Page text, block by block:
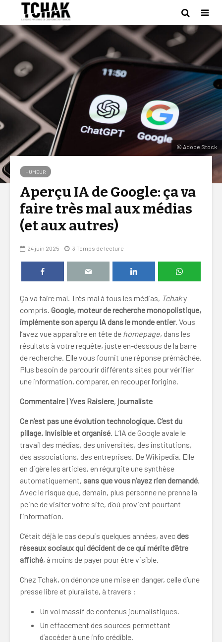
© Adobe Stock
HUMEUR
Aperçu IA de Google: ça va
faire très mal aux médias
(et aux autres)
24 juin 2025 3 Temps de lecture
Ça va faire mal. Très mal à tous les médias, Tchaky
compris. Google, moteur de recherche monopolistique,
implémente son aperçu IA dans le monde entier. Vous
l’avez vue apparaître en tête de homepage, dans les
résultats à votre requête, juste en-dessous de la barre
de recherche. Elle vous fournit une réponse prémâchée.
Plus besoin de parcourir différents sites pour vérifier
une information, comparer, en recouper l’origine.
Commentaire | Yves Raisiere, journaliste
Ce n’est pas une évolution technologique. C’est du
pillage. Invisible et organisé. L’IA de Google avale le
travail des médias, des universités, des institutions,
des associations, des entreprises. De Wikipedia. Elle
en digère les articles, en régurgite une synthèse
automatiquement, sans que vous n’ayez rien demandé.
Avec le risque que, demain, plus personne ne prenne la
peine de visiter votre site, d’où provient pourtant
l’information.
C’était déjà le cas depuis quelques années, avecdes
réseaux sociaux qui décident de ce qui mérite d’être
affiché, à moins de payer pour être visible.
Chez Tchak, on dénonce une mise en danger, celle d’une
presse libre et pluraliste, à travers :
Un vol massif de contenus journalistiques.
Un effacement des sources permettant
d’accéder à une info crédible.